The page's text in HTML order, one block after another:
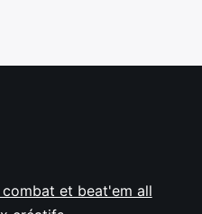
et beat'em all